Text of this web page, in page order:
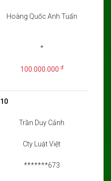
Hoàng Quốc Anh Tuấn
*
100.000.000 đ
10
Trần Duy Cảnh
Cty Luật Việt
*******673